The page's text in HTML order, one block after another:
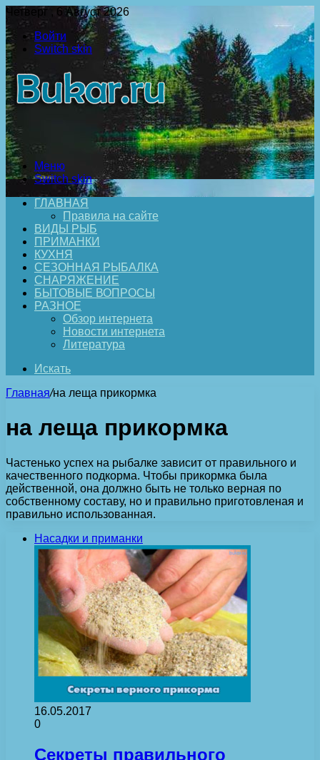
Четверг , 6 Август 2026
Войти
Switch skin
Меню
Switch skin
ГЛАВНАЯ
Правила на сайте
ВИДЫ РЫБ
ПРИМАНКИ
КУХНЯ
СЕЗОННАЯ РЫБАЛКА
СНАРЯЖЕНИЕ
БЫТОВЫЕ ВОПРОСЫ
РАЗНОЕ
Обзор интернета
Новости интернета
Литература
Искать
Главная/на леща прикормка
на леща прикормка
Частенько успех на рыбалке зависит от правильного и
качественного подкорма. Чтобы прикормка была
действенной, она должно быть не только верная по
собственному составу, но и правильно приготовленая и
правильно использованная.
Насадки и приманки
16.05.2017
0
Секреты правильного